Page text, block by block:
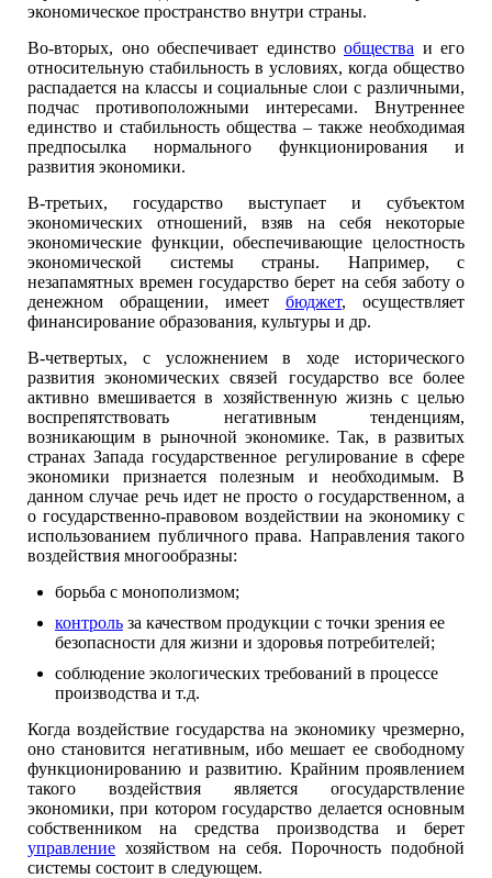
экономическое пространство внутри страны.
Во-вторых, оно обеспечивает единство общества и его
относительную стабильность в условиях, когда общество
распадается на классы и социальные слои с различными,
подчас противоположными интересами. Внутреннее
единство и стабильность общества – также необходимая
предпосылка нормального функционирования и
развития экономики.
В-третьих, государство выступает и субъектом
экономических отношений, взяв на себя некоторые
экономические функции, обеспечивающие целостность
экономической системы страны. Например, с
незапамятных времен государство берет на себя заботу о
денежном обращении, имеет бюджет, осуществляет
финансирование образования, культуры и др.
В-четвертых, с усложнением в ходе исторического
развития экономических связей государство все более
активно вмешивается в хозяйственную жизнь с целью
воспрепятствовать негативным тенденциям,
возникающим в рыночной экономике. Так, в развитых
странах Запада государственное регулирование в сфере
экономики признается полезным и необходимым. В
данном случае речь идет не просто о государственном, а
о государственно-правовом воздействии на экономику с
использованием публичного права. Направления такого
воздействия многообразны:
борьба с монополизмом;
контроль за качеством продукции с точки зрения ее
безопасности для жизни и здоровья потребителей;
соблюдение экологических требований в процессе
производства и т.д.
Когда воздействие государства на экономику чрезмерно,
оно становится негативным, ибо мешает ее свободному
функционированию и развитию. Крайним проявлением
такого воздействия является огосударствление
экономики, при котором государство делается основным
собственником на средства производства и берет
управление хозяйством на себя. Порочность подобной
системы состоит в следующем.